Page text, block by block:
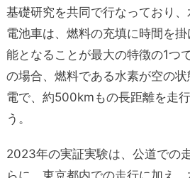
基礎研究を共同で行なっており
電池車は、燃料の充填に時間を
能となることが最大の特徴の1つ
の場合、燃料である水素が空の
電で、約500kmもの長距離を走
う。
2023年の実証実験は、公道での
らに、東京都内での走行に加え